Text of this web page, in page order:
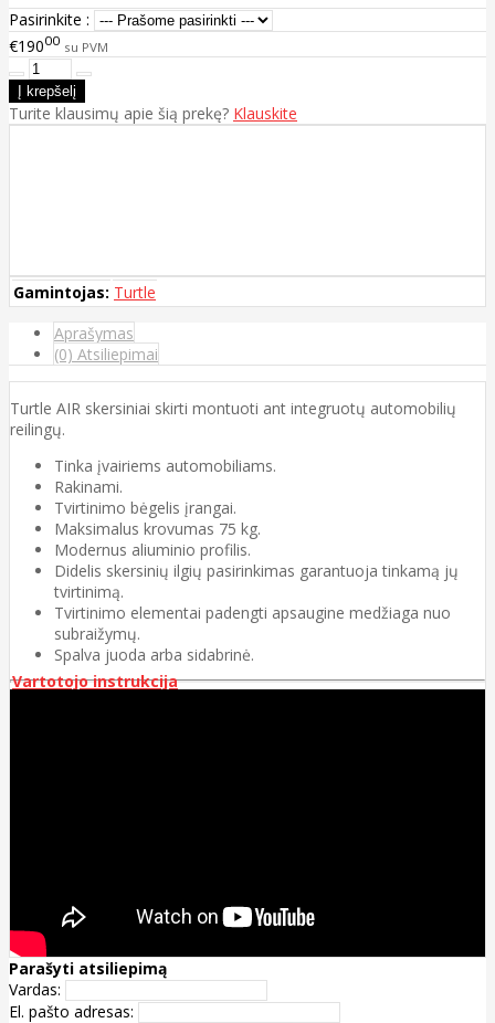
Pasirinkite :
€19000 su PVM
Turite klausimų apie šią prekę? Klauskite
Gamintojas: Turtle
Aprašymas
(0) Atsiliepimai
Turtle AIR skersiniai skirti montuoti ant integruotų automobilių
reilingų.
Tinka įvairiems automobiliams.
Rakinami.
Tvirtinimo bėgelis įrangai.
Maksimalus krovumas 75 kg.
Modernus aliuminio profilis.
Didelis skersinių ilgių pasirinkimas garantuoja tinkamą jų
tvirtinimą.
Tvirtinimo elementai padengti apsaugine medžiaga nuo
subraižymų.
Spalva juoda arba sidabrinė.
Vartotojo instrukcija
Parašyti atsiliepimą
Vardas:
El. pašto adresas: